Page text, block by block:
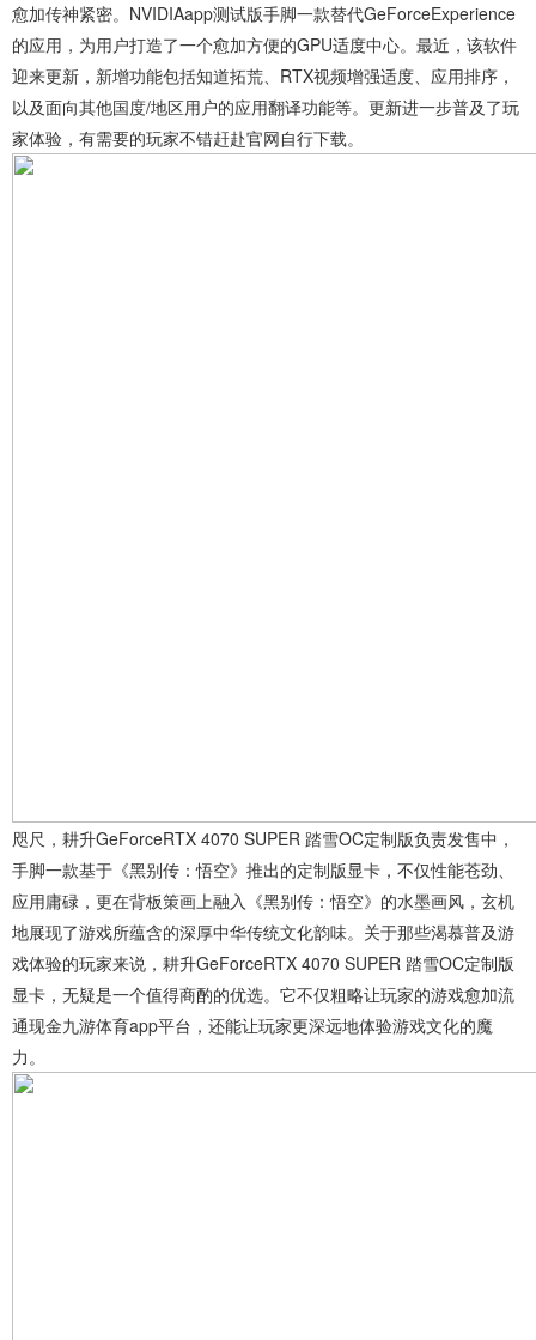
愈加传神紧密。NVIDIAapp测试版手脚一款替代GeForceExperience
的应用，为用户打造了一个愈加方便的GPU适度中心。最近，该软件
迎来更新，新增功能包括知道拓荒、RTX视频增强适度、应用排序，
以及面向其他国度/地区用户的应用翻译功能等。更新进一步普及了玩
家体验，有需要的玩家不错赶赴官网自行下载。
咫尺，耕升GeForceRTX 4070 SUPER 踏雪OC定制版负责发售中，
手脚一款基于《黑别传：悟空》推出的定制版显卡，不仅性能苍劲、
应用庸碌，更在背板策画上融入《黑别传：悟空》的水墨画风，玄机
地展现了游戏所蕴含的深厚中华传统文化韵味。关于那些渴慕普及游
戏体验的玩家来说，耕升GeForceRTX 4070 SUPER 踏雪OC定制版
显卡，无疑是一个值得商酌的优选。它不仅粗略让玩家的游戏愈加流
通现金九游体育app平台，还能让玩家更深远地体验游戏文化的魔
力。